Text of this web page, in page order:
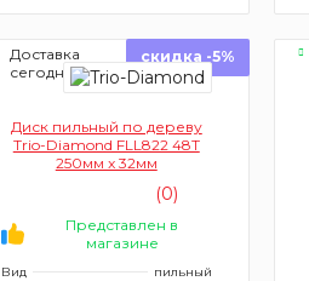
Доставка
сегодня
скидка -5%
Диск пильный по дереву
Trio-Diamond FLL822 48Т
250мм x 32мм
(0)
Представлен в
магазине
Вид
пильный